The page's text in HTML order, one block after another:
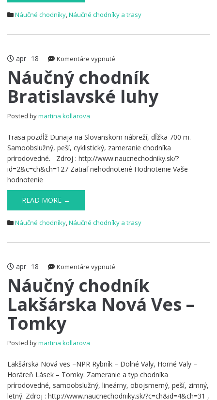
Náučné chodníky,Náučné chodníky a trasy
apr 18 Komentáre vypnuté
chodník
Bratislavské
luhy
Náučný chodník
Bratislavské luhy
Posted bymartina kollarova
Trasa pozdĺž Dunaja na Slovanskom nábreží, dĺžka 700 m.
Samoobslužný, peší, cyklistický, zameranie chodníka
prírodovedné. Zdroj : http://www.naucnechodniky.sk/?
id=2&c=ch&ch=127 Zatiaľ nehodnotené Hodnotenie Vaše
hodnotenie
READ MORE →
Náučné chodníky,Náučné chodníky a trasy
apr 18 Komentáre vypnuté
chodník
Lakšárska
Nová
Náučný chodník
Lakšárska Nová Ves –
Tomky
Posted bymartina kollarova
Lakšárska Nová ves –NPR Rybník – Dolné Valy, Horné Valy –
Horáreň Lásek – Tomky. Zameranie a typ chodníka
prírodovedné, samoobslužný, lineárny, obojsmerný, peší, zimný,
letný. Zdroj : http://www.naucnechodniky.sk/?c=ch&id=4&ch=31 ,